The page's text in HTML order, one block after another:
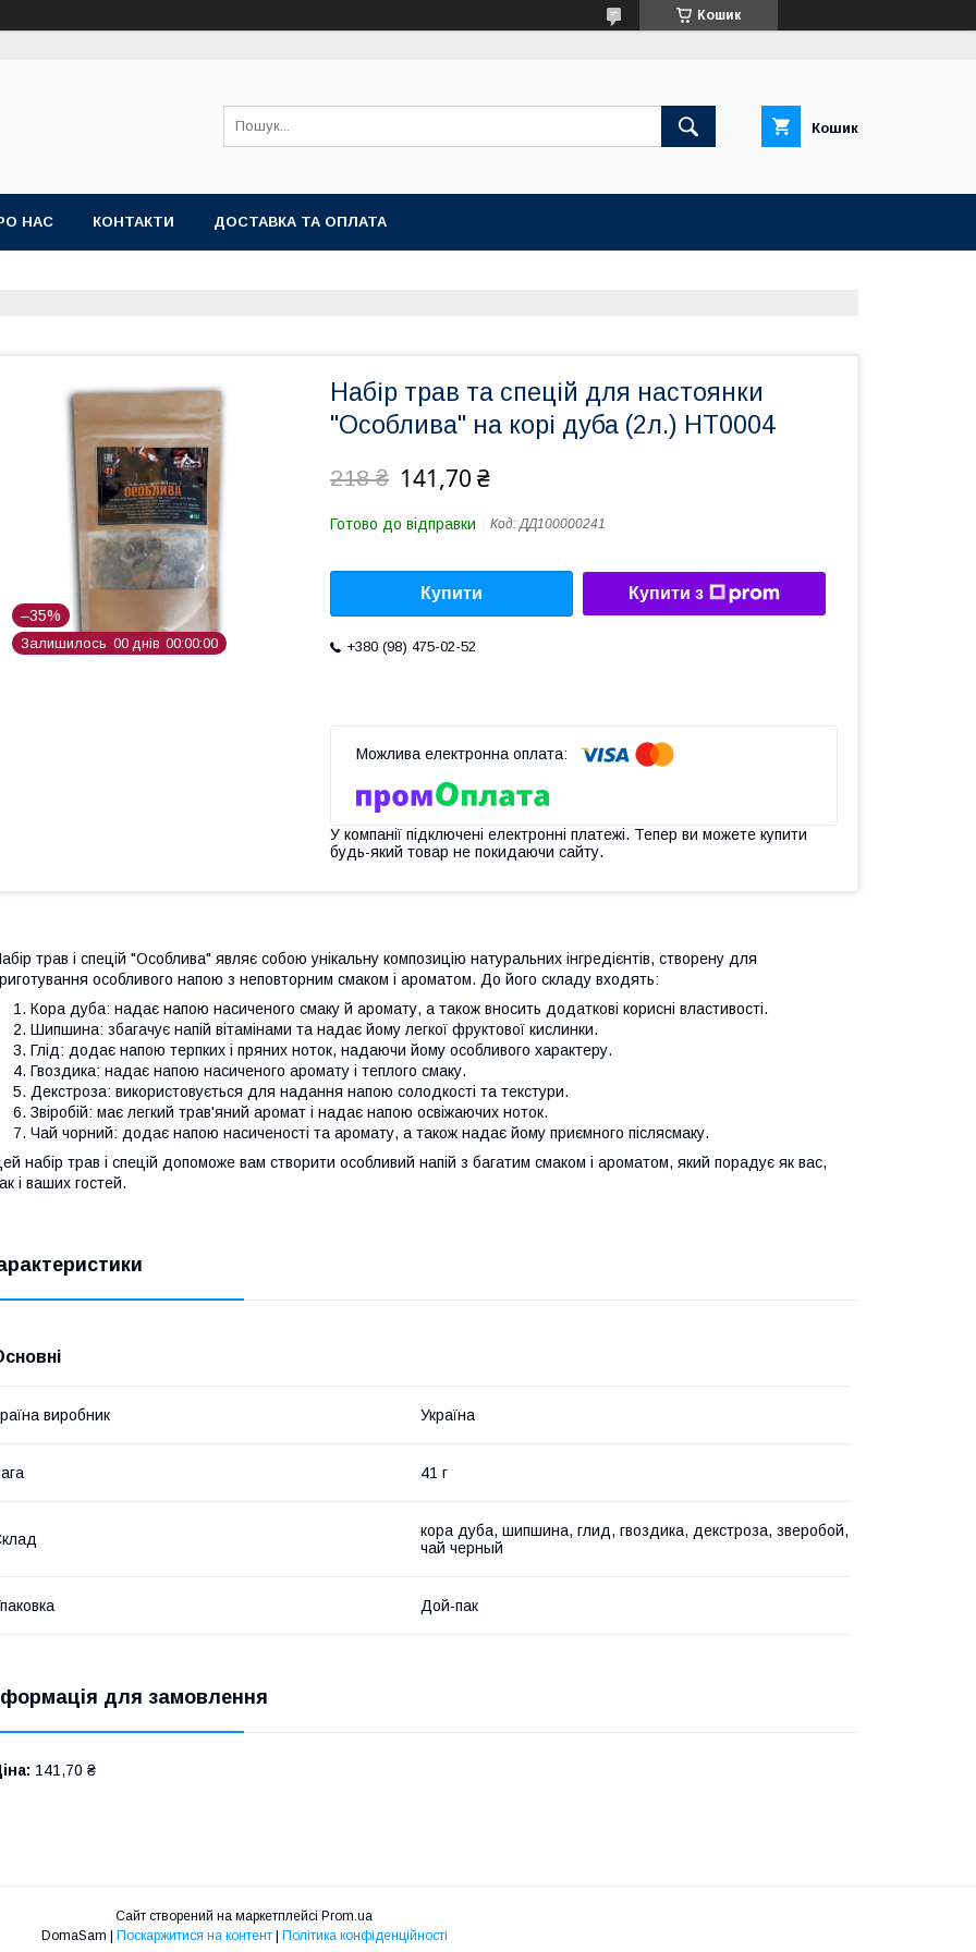
Кошик
Кошик
НАС КОНТАКТИ ДОСТАВКА ТА ОПЛАТА
–35%
Залишилось 00 днів 00 00 00
Набір трав та спецій для настоянки
"Особлива" на корі дуба (2л.) НТ0004
218 ₴ 141,70 ₴
Готово до відправки Код:ДД100000241
Купити Купити з
+380 (98) 475-02-52
У компанії підключені електронні платежі. Тепер ви можете купити
будь-який товар не покидаючи сайту.
трав і спецій "Особлива" являє собою унікальну композицію натуральних інгредієнтів, створену для
особливого напою з неповторним смаком і ароматом. До його складу входять:
Кора дуба: надає напою насиченого смаку й аромату, а також вносить додаткові корисні властивості.
Шипшина: збагачує напій вітамінами та надає йому легкої фруктової кислинки.
Глід: додає напою терпких і пряних ноток, надаючи йому особливого характеру.
Гвоздика: надає напою насиченого аромату і теплого смаку.
Декстроза: використовується для надання напою солодкості та текстури.
Звіробій: має легкий трав'яний аромат і надає напою освіжаючих ноток.
Чай чорний: додає напою насиченості та аромату, а також надає йому приємного післясмаку.
набір трав і спецій допоможе вам створити особливий напій з багатим смаком і ароматом, який порадує як вас,
і ваших гостей.
виробник Україна
41 г
кора дуба, шипшина, глид, гвоздика, декстроза, зверобой,
чай черный
Дой-пак
для замовлення
141,70 ₴
Сайт створений на маркетплейсі Prom.ua
Поскаржитися на контент Політика конфіденційності